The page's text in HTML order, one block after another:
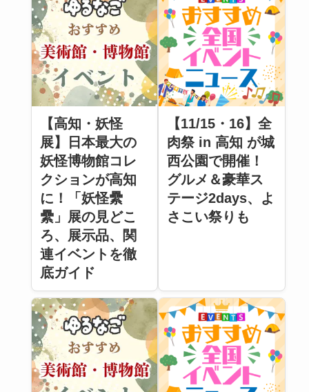
【高知・妖怪
展】日本最大の
妖怪博物館コレ
クションが高知
に！「妖怪纍
纍」展の見どこ
ろ、展示品、関
連イベントを徹
底ガイド
【11/15・16】全
肉祭 in 高知 が城
西公園で開催！
グルメ＆豪華ス
テージ2days、よ
さこい祭りも